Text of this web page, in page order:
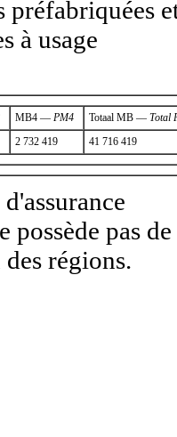
préfabriquées
à usage
MB4 — PM4 Totaal MB — Total
2 732 419 41 716 419
pas de
régions.